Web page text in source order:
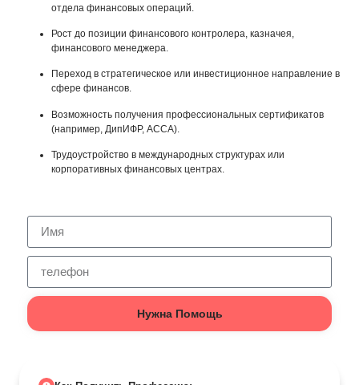
отдела финансовых операций.
Рост до позиции финансового контролера, казначея,
финансового менеджера.
Переход в стратегическое или инвестиционное направление в
сфере финансов.
Возможность получения профессиональных сертификатов
(например, ДипИФР, ACCA).
Трудоустройство в международных структурах или
корпоративных финансовых центрах.
Нужна Помощь